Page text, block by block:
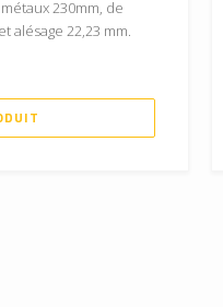
230mm, de
alésage 22,23 mm.